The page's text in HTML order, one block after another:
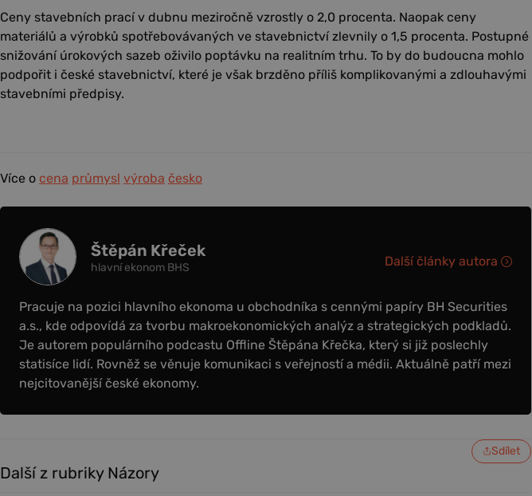
Ceny stavebních prací v dubnu meziročně vzrostly o 2,0 procenta. Naopak ceny
materiálů a výrobků spotřebovávaných ve stavebnictví zlevnily o 1,5 procenta. Postupné
snižování úrokových sazeb oživilo poptávku na realitním trhu. To by do budoucna mohlo
podpořit i české stavebnictví, které je však brzděno příliš komplikovanými a zdlouhavými
stavebními předpisy.
Více o cena průmysl výroba česko
Štěpán Křeček
hlavní ekonom BHS
Pracuje na pozici hlavního ekonoma u obchodníka s cennými papíry BH Securities
a.s., kde odpovídá za tvorbu makroekonomických analýz a strategických podkladů.
Je autorem populárního podcastu Offline Štěpána Křečka, který si již poslechly
statisíce lidí. Rovněž se věnuje komunikaci s veřejností a médii. Aktuálně patří mezi
nejcitovanější české ekonomy.
Další články autora
Sdílet
Další z rubriky Názory